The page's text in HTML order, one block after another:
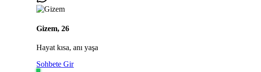
Gizem, 26
Hayat kısa, anı yaşa
Sohbete Gir